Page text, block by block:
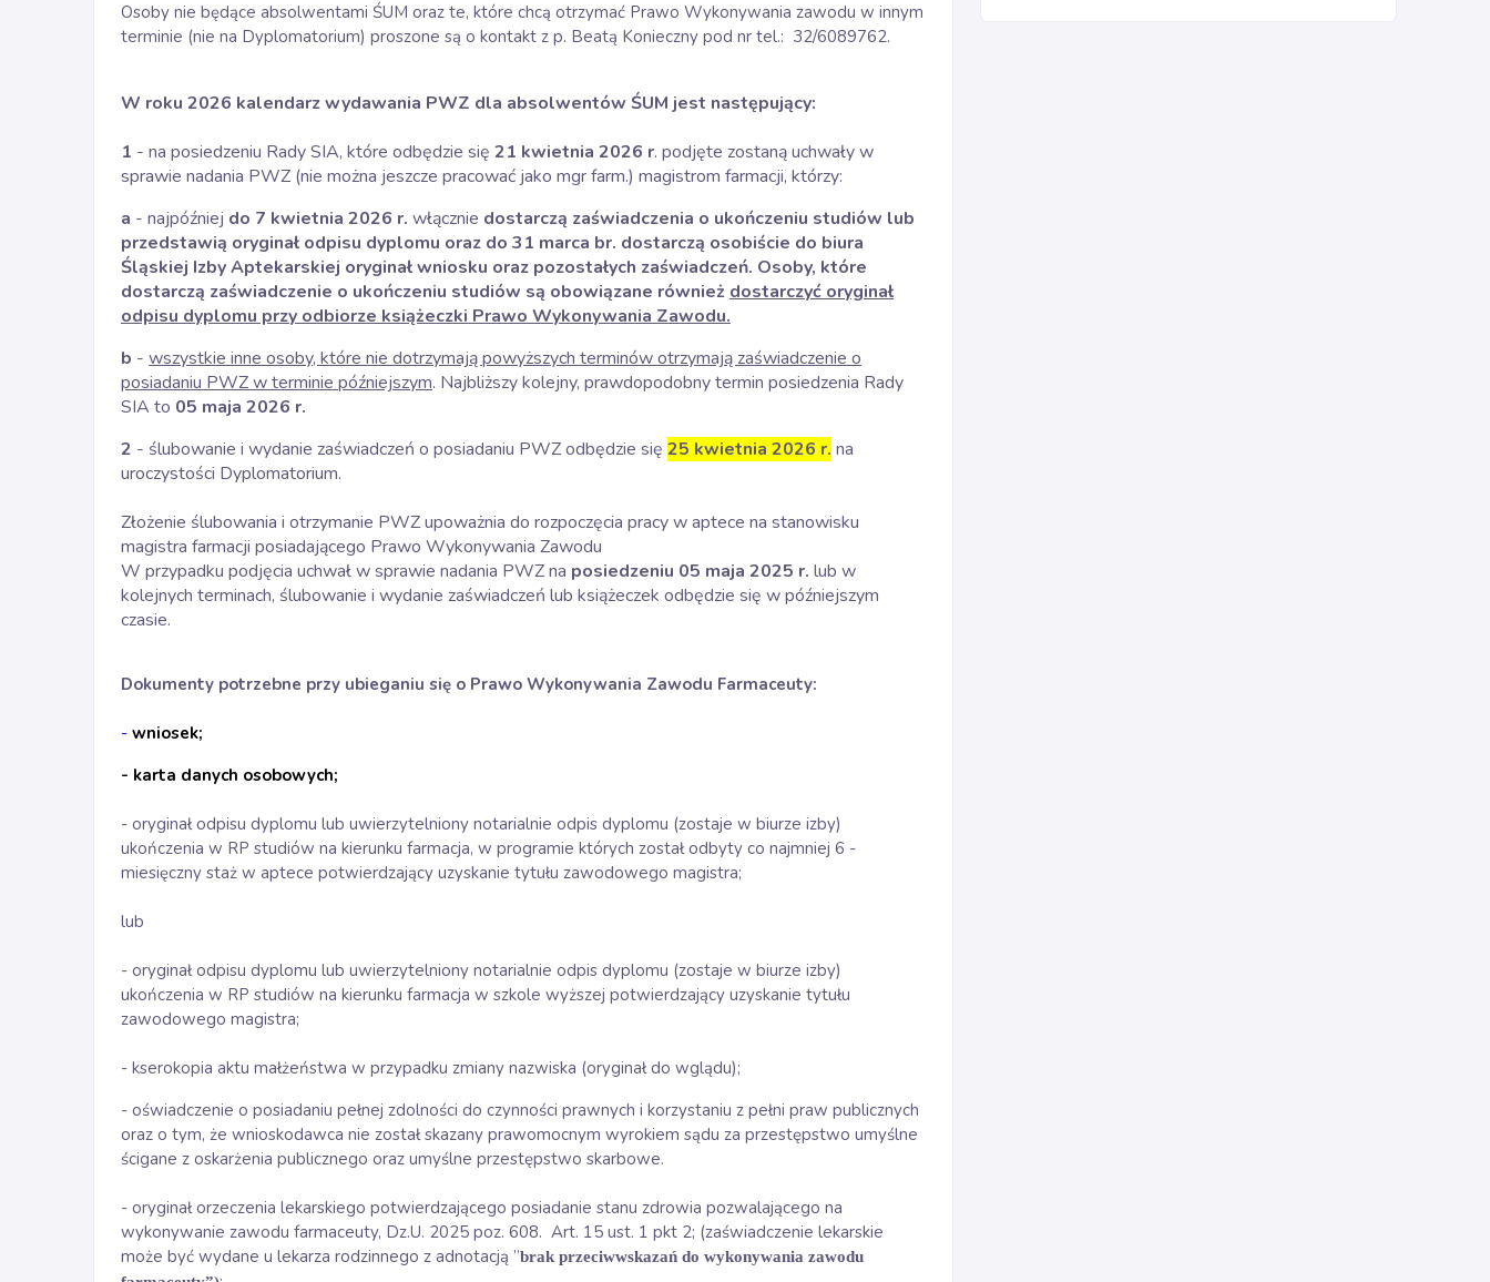
Osoby nie będące absolwentami ŚUM oraz te, które chcą otrzymać Prawo Wykonywania zawodu w innym
terminie (nie na Dyplomatorium) proszone są o kontakt z p. Beatą Konieczny pod nr tel.: 32/6089762.
W roku 2026 kalendarz wydawania PWZ dla absolwentów ŚUM jest następujący:
1 - na posiedzeniu Rady SIA, które odbędzie się 21 kwietnia 2026 r. podjęte zostaną uchwały w
sprawie nadania PWZ (nie można jeszcze pracować jako mgr farm.) magistrom farmacji, którzy:
a - najpóźniej do 7 kwietnia 2026 r. włącznie dostarczą zaświadczenia o ukończeniu studiów lub
przedstawią oryginał odpisu dyplomu oraz do 31 marca br. dostarczą osobiście do biura
Śląskiej Izby Aptekarskiej oryginał wniosku oraz pozostałych zaświadczeń. Osoby, które
dostarczą zaświadczenie o ukończeniu studiów są obowiązane również dostarczyć oryginał
odpisu dyplomu przy odbiorze książeczki Prawo Wykonywania Zawodu.
b - wszystkie inne osoby, które nie dotrzymają powyższych terminów otrzymają zaświadczenie o
posiadaniu PWZ w terminie późniejszym. Najbliższy kolejny, prawdopodobny termin posiedzenia Rady
SIA to 05 maja 2026 r.
2 - ślubowanie i wydanie zaświadczeń o posiadaniu PWZ odbędzie się 25 kwietnia 2026 r. na
uroczystości Dyplomatorium.
Złożenie ślubowania i otrzymanie PWZ upoważnia do rozpoczęcia pracy w aptece na stanowisku
magistra farmacji posiadającego Prawo Wykonywania Zawodu
W przypadku podjęcia uchwał w sprawie nadania PWZ na posiedzeniu 05 maja 2025 r. lub w
kolejnych terminach, ślubowanie i wydanie zaświadczeń lub książeczek odbędzie się w późniejszym
czasie.
Dokumenty potrzebne przy ubieganiu się o Prawo Wykonywania Zawodu Farmaceuty:
- wniosek;
- karta danych osobowych;
- oryginał odpisu dyplomu lub uwierzytelniony notarialnie odpis dyplomu (zostaje w biurze izby)
ukończenia w RP studiów na kierunku farmacja, w programie których został odbyty co najmniej 6 -
miesięczny staż w aptece potwierdzający uzyskanie tytułu zawodowego magistra;
lub
- oryginał odpisu dyplomu lub uwierzytelniony notarialnie odpis dyplomu (zostaje w biurze izby)
ukończenia w RP studiów na kierunku farmacja w szkole wyższej potwierdzający uzyskanie tytułu
zawodowego magistra;
- kserokopia aktu małżeństwa w przypadku zmiany nazwiska (oryginał do wglądu);
- oświadczenie o posiadaniu pełnej zdolności do czynności prawnych i korzystaniu z pełni praw publicznych
oraz o tym, że wnioskodawca nie został skazany prawomocnym wyrokiem sądu za przestępstwo umyślne
ścigane z oskarżenia publicznego oraz umyślne przestępstwo skarbowe.
- oryginał orzeczenia lekarskiego potwierdzającego posiadanie stanu zdrowia pozwalającego na
wykonywanie zawodu farmaceuty, Dz.U. 2025 poz. 608. Art. 15 ust. 1 pkt 2; (zaświadczenie lekarskie
może być wydane u lekarza rodzinnego z adnotacją ”brak przeciwwskazań do wykonywania zawodu